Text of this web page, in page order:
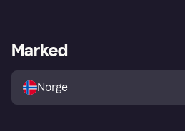
Utforsk butikker
Merchant portal
Marked
Norge